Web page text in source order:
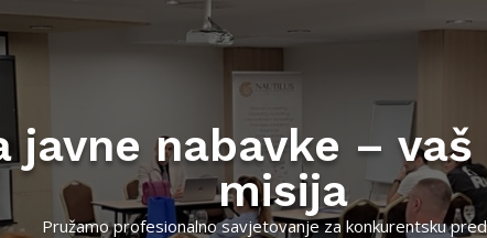
javne nabavke –
misija
Pružamo profesionalno savjetovanje za konkurentsku